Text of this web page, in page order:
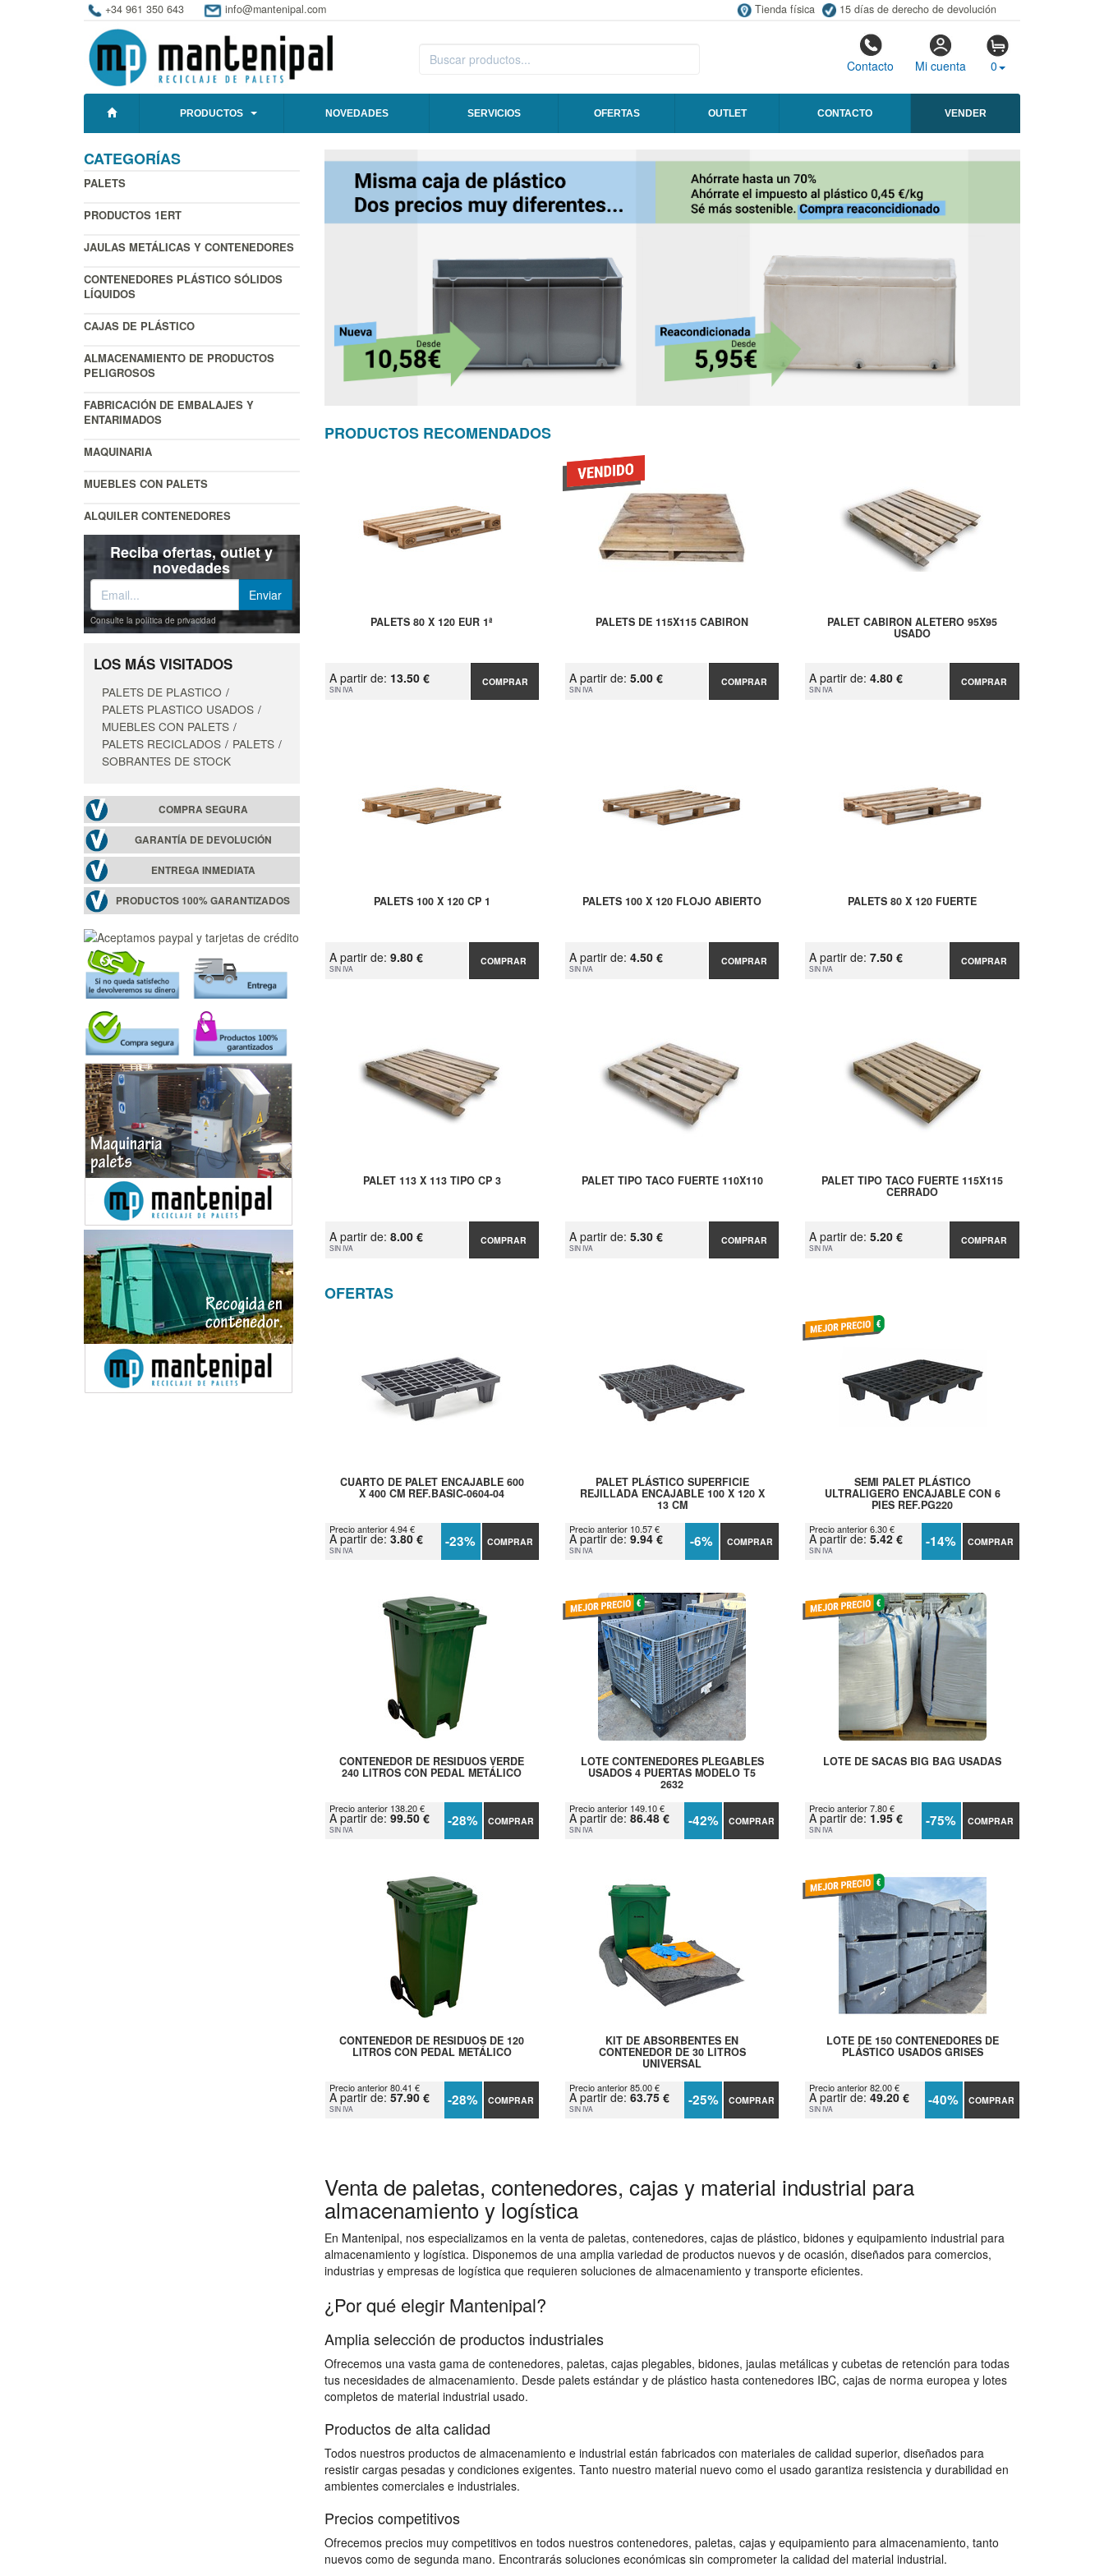
+34 961 350 643 info@mantenipal.com Tienda física 15 días de derecho de devolución
Contacto Mi cuenta 0
PRODUCTOS NOVEDADES SERVICIOS OFERTAS OUTLET CONTACTO VENDER
CATEGORÍAS
PALETS
PRODUCTOS 1ERT
JAULAS METÁLICAS Y CONTENEDORES
CONTENEDORES PLÁSTICO SÓLIDOS
LÍQUIDOS
CAJAS DE PLÁSTICO
ALMACENAMIENTO DE PRODUCTOS
PELIGROSOS
FABRICACIÓN DE EMBALAJES Y
ENTARIMADOS
MAQUINARIA
MUEBLES CON PALETS
ALQUILER CONTENEDORES
Reciba ofertas, outlet y
novedades
Consulte la política de privacidad
LOS MÁS VISITADOS
PALETS DE PLASTICO
PALETS PLASTICO USADOS
MUEBLES CON PALETS
PALETS RECICLADOS
PALETS
SOBRANTES DE STOCK
COMPRA SEGURA
GARANTÍA DE DEVOLUCIÓN
ENTREGA INMEDIATA
PRODUCTOS 100% GARANTIZADOS
PRODUCTOS RECOMENDADOS
PALETS 80 X 120 EUR 1ª
A partir de: 13.50 €
SIN IVA
COMPRAR
PALETS DE 115X115 CABIRON
A partir de: 5.00 €
SIN IVA
COMPRAR
PALET CABIRON ALETERO 95X95
USADO
A partir de:4.80 €
SIN IVA
COMPRAR
PALETS 100 X 120 CP 1
A partir de: 9.80 €
SIN IVA
COMPRAR
PALETS 100 X 120 FLOJO ABIERTO
A partir de: 4.50 €
SIN IVA
COMPRAR
PALETS 80 X 120 FUERTE
A partir de:7.50 €
SIN IVA
COMPRAR
PALET 113 X 113 TIPO CP 3
A partir de: 8.00 €
SIN IVA
COMPRAR
PALET TIPO TACO FUERTE 110X110
A partir de: 5.30 €
SIN IVA
COMPRAR
PALET TIPO TACO FUERTE 115X115
CERRADO
A partir de:5.20 €
SIN IVA
COMPRAR
OFERTAS
CUARTO DE PALET ENCAJABLE 600
X 400 CM REF.BASIC-0604-04
Precio anterior 4.94 €
A partir de: 3.80 €
SIN IVA -23% COMPRAR
PALET PLÁSTICO SUPERFICIE
REJILLADA ENCAJABLE 100 X 120 X
13 CM
Precio anterior 10.57 €
A partir de: 9.94 €
SIN IVA -6% COMPRAR
SEMI PALET PLÁSTICO
ULTRALIGERO ENCAJABLE CON 6
PIES REF.PG220
Precio anterior 6.30 €
A partir de:5.42 €
SIN IVA -14% COMPRAR
CONTENEDOR DE RESIDUOS VERDE
240 LITROS CON PEDAL METÁLICO
Precio anterior 138.20 €
A partir de: 99.50 €
SIN IVA -28% COMPRAR
LOTE CONTENEDORES PLEGABLES
USADOS 4 PUERTAS MODELO T5
2632
Precio anterior 149.10 €
A partir de: 86.48 €
SIN IVA -42% COMPRAR
LOTE DE SACAS BIG BAG USADAS
Precio anterior 7.80 €
A partir de: 1.95 €
SIN IVA -75% COMPRAR
CONTENEDOR DE RESIDUOS DE 120
LITROS CON PEDAL METÁLICO
Precio anterior 80.41 €
A partir de: 57.90 €
SIN IVA -28% COMPRAR
KIT DE ABSORBENTES EN
CONTENEDOR DE 30 LITROS
UNIVERSAL
Precio anterior 85.00 €
A partir de: 63.75 €
SIN IVA -25% COMPRAR
LOTE DE 150 CONTENEDORES DE
PLÁSTICO USADOS GRISES
Precio anterior 82.00 €
A partir de:49.20 €
SIN IVA -40% COMPRAR
Venta de paletas, contenedores, cajas y material industrial para
almacenamiento y logística
En Mantenipal, nos especializamos en la venta de paletas, contenedores, cajas de plástico, bidones y equipamiento industrial para
almacenamiento y logística. Disponemos de una amplia variedad de productos nuevos y de ocasión, diseñados para comercios,
industrias y empresas de logística que requieren soluciones de almacenamiento y transporte eficientes.
¿Por qué elegir Mantenipal?
Amplia selección de productos industriales
Ofrecemos una vasta gama de contenedores, paletas, cajas plegables, bidones, jaulas metálicas y cubetas de retención para todas
tus necesidades de almacenamiento. Desde palets estándar y de plástico hasta contenedores IBC, cajas de norma europea y lotes
completos de material industrial usado.
Productos de alta calidad
Todos nuestros productos de almacenamiento e industrial están fabricados con materiales de calidad superior, diseñados para
resistir cargas pesadas y condiciones exigentes. Tanto nuestro material nuevo como el usado garantiza resistencia y durabilidad en
ambientes comerciales e industriales.
Precios competitivos
Ofrecemos precios muy competitivos en todos nuestros contenedores, paletas, cajas y equipamiento para almacenamiento, tanto
nuevos como de segunda mano. Encontrarás soluciones económicas sin comprometer la calidad del material industrial.